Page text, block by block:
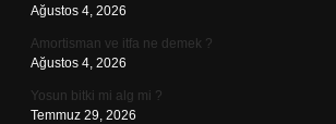
Ağustos 4, 2026
Amortisman ve itfa ne demek ?
Ağustos 4, 2026
Yosun bitki mi alg mi ?
Temmuz 29, 2026